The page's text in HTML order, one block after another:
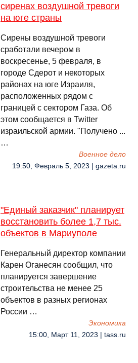
сиренах воздушной тревоги
на юге страны
Сирены воздушной тревоги
сработали вечером в
воскресенье, 5 февраля, в
городе Сдерот и некоторых
районах на юге Израиля,
расположенных рядом с
границей с сектором Газа. Об
этом сообщается в Twitter
израильской армии. "Получено ...
…
Военное дело
19:50, Февраль 5, 2023 | gazeta.ru
"Единый заказчик" планирует
восстановить более 1,7 тыс.
объектов в Мариуполе
Генеральный директор компании
Карен Оганесян сообщил, что
планируется завершение
строительства не менее 25
объектов в разных регионах
России …
Экономика
15:00, Март 11, 2023 | tass.ru